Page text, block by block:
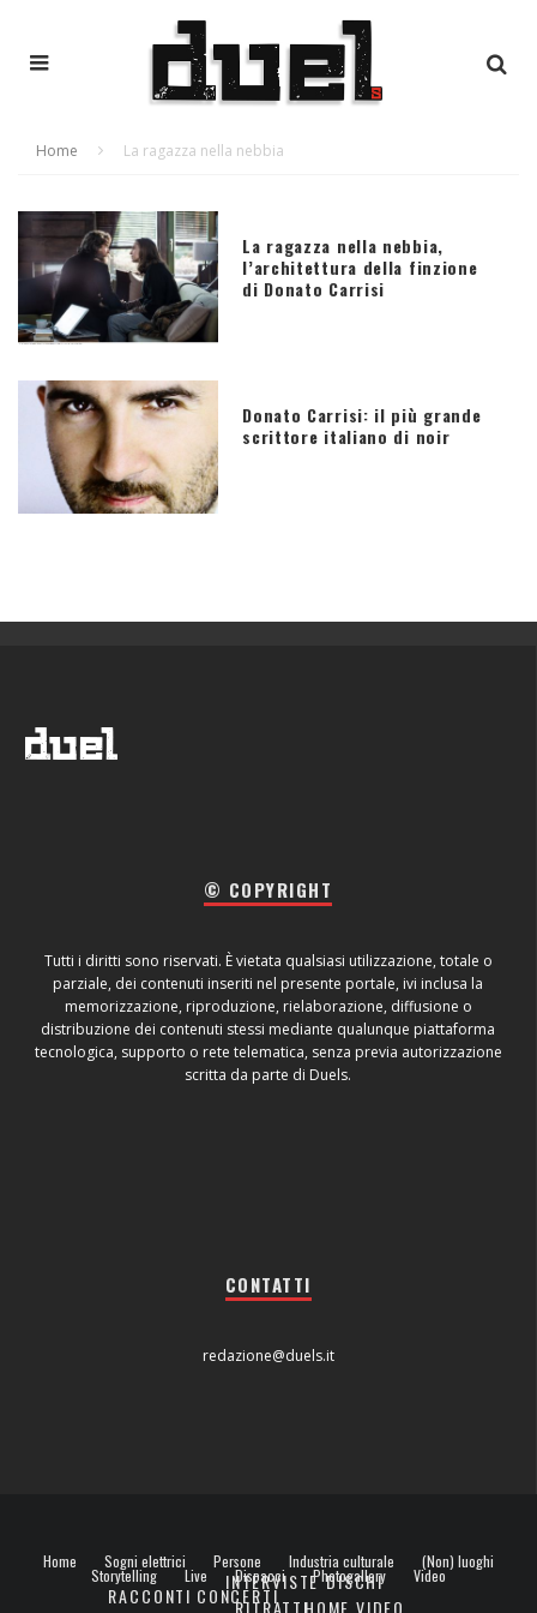
Home La ragazza nella nebbia
La ragazza nella nebbia,
l’architettura della finzione
di Donato Carrisi
Donato Carrisi: il più grande
scrittore italiano di noir
© COPYRIGHT
Tutti i diritti sono riservati. È vietata qualsiasi utilizzazione, totale o
parziale, dei contenuti inseriti nel presente portale, ivi inclusa la
memorizzazione, riproduzione, rielaborazione, diffusione o
distribuzione dei contenuti stessi mediante qualunque piattaforma
tecnologica, supporto o rete telematica, senza previa autorizzazione
scritta da parte di Duels.
CONTATTI
redazione@duels.it
Home Sogni elettrici Persone
INTERVISTE
Industria culturale
DISCHI
(Non) luoghi
Storytelling
RACCONTI
Live
CONCERTI
Dispacci Photogallery Video